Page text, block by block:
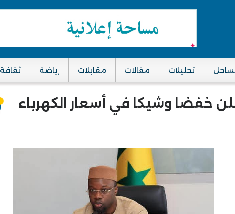
تحليلات مقالات مقابلات رياضة ثقافة
خفضا وشيكا في أسعار الكهرباء